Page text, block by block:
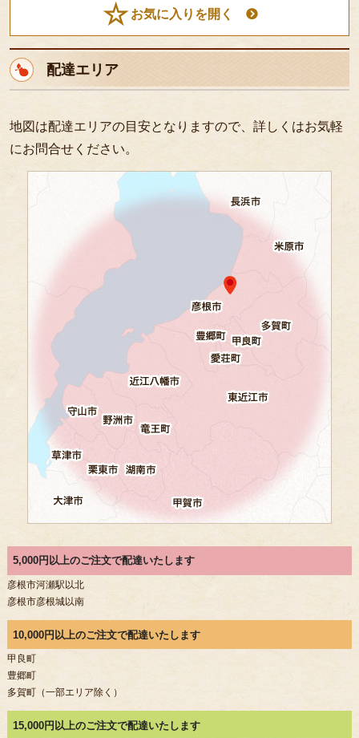
お気に入りを開く
配達エリア
地図は配達エリアの目安となりますので、詳しくはお気軽
にお問合せください。
5,000円以上のご注文で配達いたします
彦根市河瀬駅以北
彦根市彦根城以南
10,000円以上のご注文で配達いたします
甲良町
豊郷町
多賀町（一部エリア除く）
15,000円以上のご注文で配達いたします